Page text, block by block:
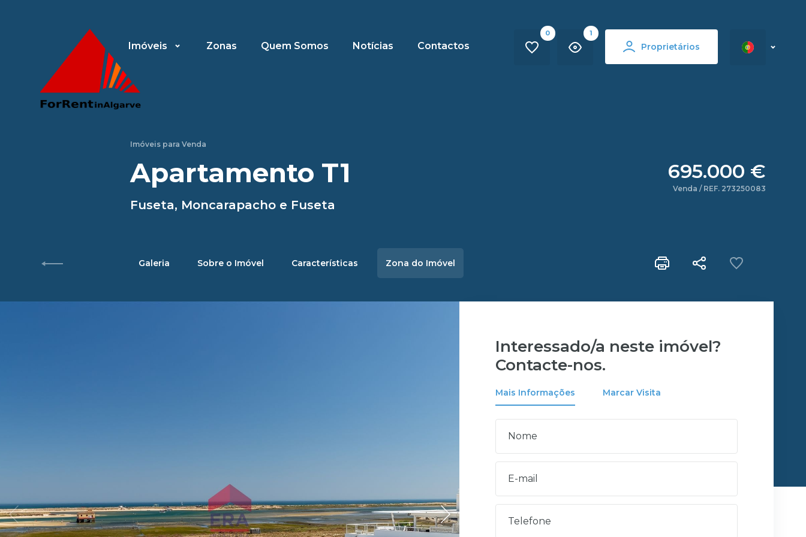
Imóveis Zonas Quem Somos Notícias Contactos
0 1
Proprietários
Imóveis para Venda
Apartamento T1
Fuseta, Moncarapacho e Fuseta
695.000 €
Venda / REF. 273250083
Galeria Sobre o Imóvel Características Zona do Imóvel
Interessado/a neste imóvel?
Contacte-nos.
Mais Informações Marcar Visita